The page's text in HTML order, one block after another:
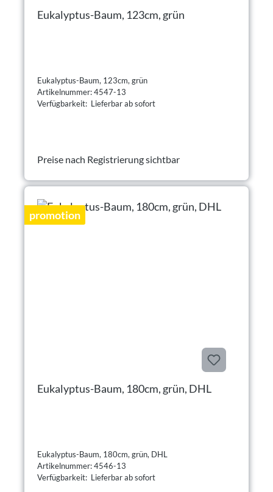
Eukalyptus-Baum, 123cm, grün
Eukalyptus-Baum, 123cm, grün
Artikelnummer: 4547-13
Verfügbarkeit: Lieferbar ab sofort
Preise nach Registrierung sichtbar
promotion
Eukalyptus-Baum, 180cm, grün, DHL
Eukalyptus-Baum, 180cm, grün, DHL
Artikelnummer: 4546-13
Verfügbarkeit: Lieferbar ab sofort